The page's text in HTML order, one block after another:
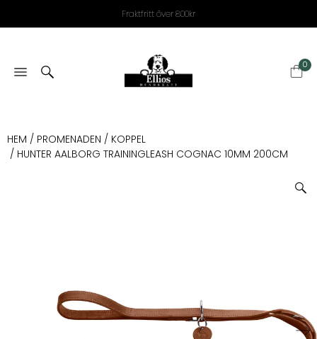
Fraktfritt över 800kr
0
HEM / PROMENADEN / KOPPEL
/ HUNTER AALBORG TRAININGLEASH COGNAC 10MM 200CM